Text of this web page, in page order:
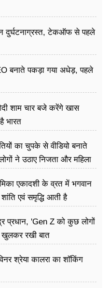
दुर्घटनाग्रस्त, टेकऑफ से पहले
बनाते पकड़ा गया अधेड़, पहले
शाम चार बजे करेंगे खास
भारत
का चुपके से वीडियो बनाते
ने उठाए निजता और महिला
एकादशी के व्रत में भगवान
एवं समृद्धि आती है
प्रधान, 'Gen Z को कुछ लोगों
खुलकर रखी बात
श्रेया कालरा का शॉकिंग